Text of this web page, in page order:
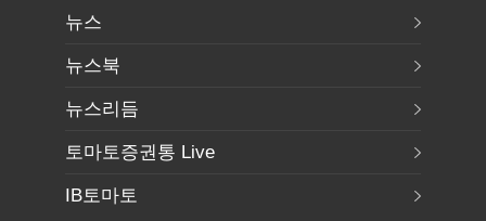
뉴스
뉴스북
뉴스리듬
토마토증권통 Live
IB토마토